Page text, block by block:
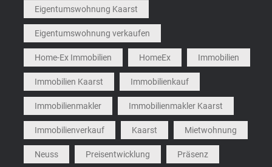
Eigentumswohnung Kaarst
Eigentumswohnung verkaufen
Home-Ex Immobilien HomeEx Immobilien
Immobilien Kaarst Immobilienkauf
Immobilienmakler Immobilienmakler Kaarst
Immobilienverkauf Kaarst Mietwohnung
Neuss Preisentwicklung Präsenz